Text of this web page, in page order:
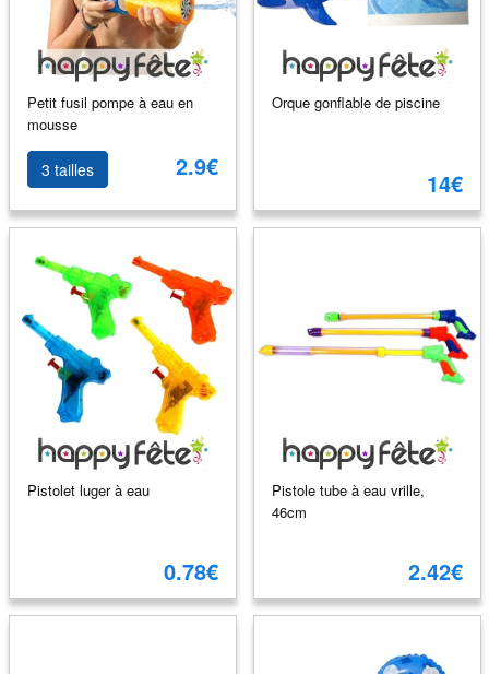
Petit fusil pompe à eau en
mousse
3 tailles 2.9€
Orque gonflable de piscine
14€
Pistolet luger à eau
0.78€
Pistole tube à eau vrille,
46cm
2.42€